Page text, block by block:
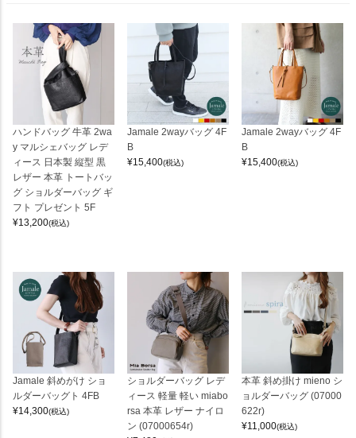
ハンドバッグ 牛革 2wa
y マルシェバッグ レデ
ィース 日本製 縦型 黒
レザー 本革 トートバッ
グ ショルダーバッグ ギ
フト プレゼント 5F
¥13,200(税込)
Jamale 2wayバッグ 4F
B
¥15,400(税込)
Jamale 2wayバッグ 4F
B
¥15,400(税込)
Jamale 斜めがけ ショ
ルダーバッグト 4FB
¥14,300(税込)
ショルダーバッグ レデ
ィース 軽量 軽い miabo
rsa 本革 レザー ナイロ
ン (07000654r)
本革 斜め掛け mieno シ
ョルダーバッグ (07000
622r)
¥11,000(税込)